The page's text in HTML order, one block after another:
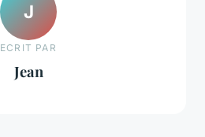
J
ECRIT PAR
Jean